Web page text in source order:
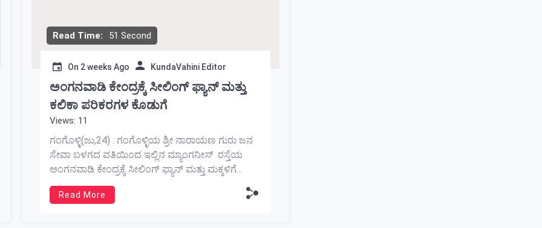
Read Time: 51 Second
On 2 weeks Ago KundaVahini Editor
ಅಂಗನವಾಡಿ ಕೇಂದ್ರಕ್ಕೆ ಸೀಲಿಂಗ್ ಫ್ಯಾನ್ ಮತ್ತು
ಕಲಿಕಾ ಪರಿಕರಗಳ ಕೊಡುಗೆ
Views: 11
ಗಂಗೊಳ್ಳಿ(ಜು,24) : ಗಂಗೊಳ್ಳಿಯ ಶ್ರೀ ನಾರಾಯಣ ಗುರು ಜನ
ಸೇವಾ ಬಳಗದ ವತಿಯಿಂದ ಇಲ್ಲಿನ ಮ್ಯಾಂಗನೀಸ್ ರಸ್ತೆಯ
ಅಂಗನವಾಡಿ ಕೇಂದ್ರಕ್ಕೆ ಸೀಲಿಂಗ್ ಫ್ಯಾನ್ ಮತ್ತು ಮಕ್ಕಳಿಗೆ
ಕಲಿಕೆಯ ಪರಿಕರಗಳ ವಿತರಣೆ ಕಾರ್ಯಕ್ರಮ ಇತ್ತೀಚೆಗೆ
ನಡೆಯಿತು. ಈ ಸಂದರ್ಭದಲ್ಲಿ ಶ್ರೀ ನಾರಾಯಣ ಗುರು ಜನಸೇವಾ
Read More